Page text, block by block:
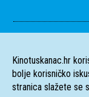
Kinotuskanac.hr
bolje korisničko
stranica slažete se